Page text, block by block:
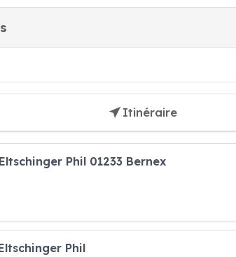
Itinéraire
Phil 01233 Bernex
Phil